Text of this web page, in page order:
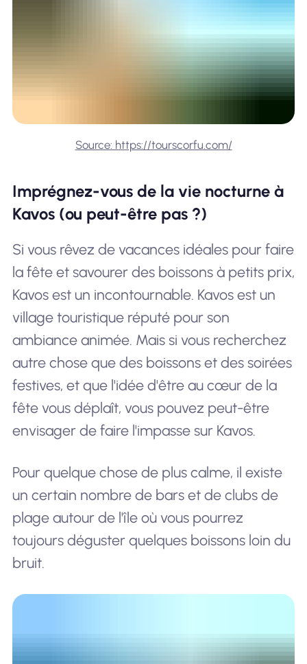
Source: https://tourscorfu.com/
Imprégnez-vous de la vie nocturne à
Kavos (ou peut-être pas ?)
Si vous rêvez de vacances idéales pour faire
la fête et savourer des boissons à petits prix,
Kavos est un incontournable. Kavos est un
village touristique réputé pour son
ambiance animée. Mais si vous recherchez
autre chose que des boissons et des soirées
festives, et que l'idée d'être au cœur de la
fête vous déplaît, vous pouvez peut-être
envisager de faire l'impasse sur Kavos.
Pour quelque chose de plus calme, il existe
un certain nombre de bars et de clubs de
plage autour de l'île où vous pourrez
toujours déguster quelques boissons loin du
bruit.